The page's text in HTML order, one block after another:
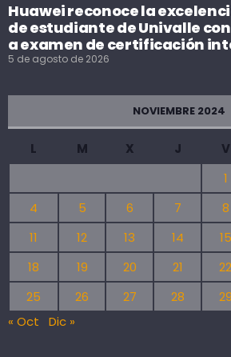
Huawei reconoce la
de estudiante de Univalle
a examen de certificación
5 de agosto de 2026
NOVIEMBRE 2024
L M X J V
1
4
5 6 7 8
11
12 13 14 15
18
19 20 21 22
25
26 27 28 29
« Oct
Dic »